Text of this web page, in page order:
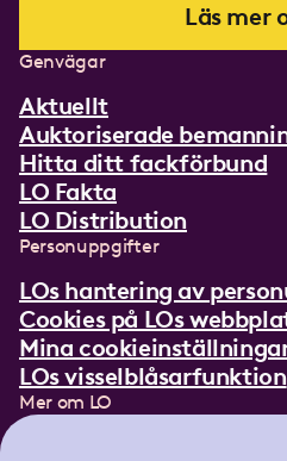
Läs mer
Genvägar
Aktuellt
Auktoriserade
Hitta ditt fackförbund
LO Fakta
LO Distribution
Personuppgifter
LOs hantering av
Cookies på LOs
Mina
LOs visselblåsarfunktion
Mer om LO